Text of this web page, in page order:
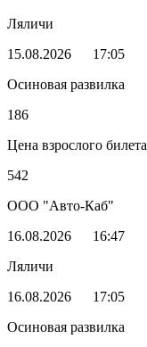
Ляличи
15.08.2026
17:05
Осиновая развилка
186
Цена взрослого билета
542
ООО "Авто-Каб"
16.08.2026
16:47
Ляличи
16.08.2026
17:05
Осиновая развилка